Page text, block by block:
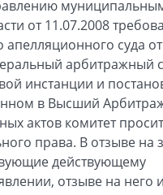
от 11.07.2008
суда от
арбитражный
инстанции и
в Высший
актов комитет
права. В отзыве на
действующему
отзыве на него